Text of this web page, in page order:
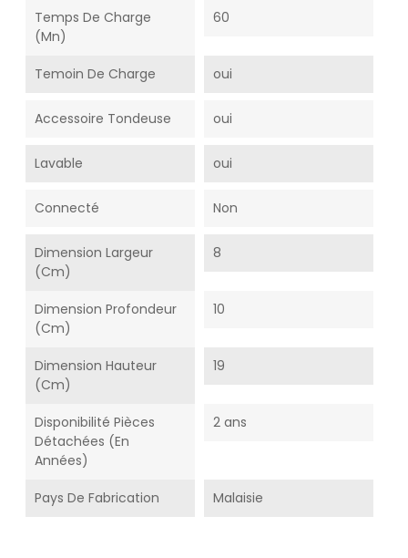
Temps De Charge
(mn)
60
Temoin De Charge oui
Accessoire Tondeuse oui
Lavable oui
Connecté Non
Dimension Largeur
(cm)
8
Dimension Profondeur
(cm)
10
Dimension Hauteur
(cm)
19
Disponibilité Pièces
Détachées (En
Années)
2 ans
Pays De Fabrication Malaisie